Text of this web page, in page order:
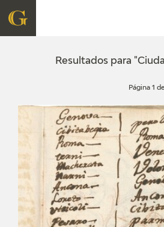
FUNDACIÓN
CENTRO DE INVESTIGACIÓN Y
ACCIÓN CORPORATIVA
SEDE
CONTACTO
Resultados para
Página 1